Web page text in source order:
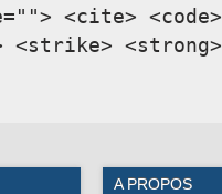
<cite>
<strike> <strong>
A PROPOS